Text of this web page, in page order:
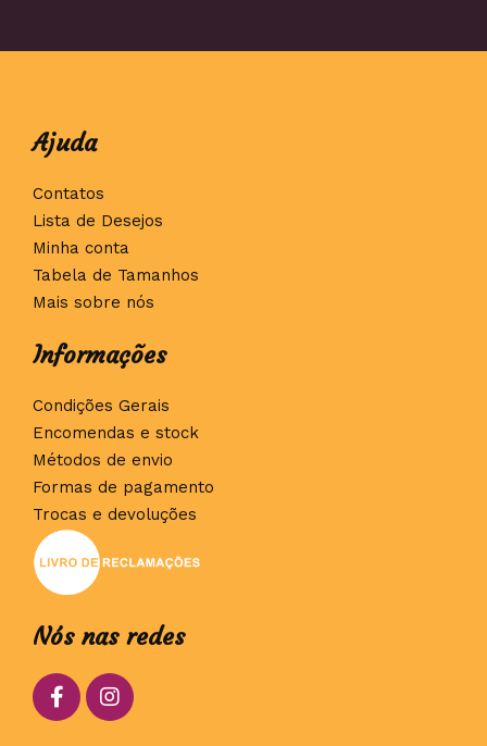
Ajuda
Contatos
Lista de Desejos
Minha conta
Tabela de Tamanhos
Mais sobre nós
Informações
Condições Gerais
Encomendas e stock
Métodos de envio
Formas de pagamento
Trocas e devoluções
Nós nas redes